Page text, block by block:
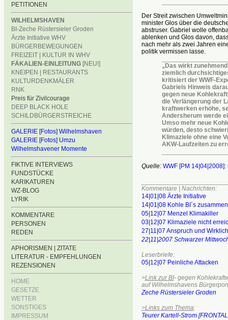
PETITIONEN
WILHELMSHAVEN
BI-Zeche Rüstersieler Groden
Ärzte Initiative WHV
BÜRGERBEWEGUNGEN
FREIZEIT | KULTUR IN WHV
FÄKALIEN-EINLEITUNG [NEU!]
KNEIPEN | RESTAURANTS
KULTURDENKMÄLER
RNK
Preis für Zivilcourage
DEEP BLACK HOLE
SCHILDBÜRGERSTREICHE
GALERIE [Fotos] Wilhelmshaven
GALERIE [Fotos] Umzu
Wilhelmshavener Momente
FIKTIVE INTERVIEWS
FUNDSTÜCKE
KARIKATUREN
WZ-BLOG
LYRIK
KOMMENTARE
PERSONEN
REDEN
APHORISMEN | ZITATE
LITERATUR - EMPFEHLUNGEN
REZENSIONEN
HOME
GESETZE
WETTER
SONSTIGES
IMPRESSUM
Der Streit zwischen
minister Glos über die
abstruser. Gabriel wolle
ablenken und Glos davon,
nach mehr als zwei Jahren
politik vermissen lasse.
„Das wirkt
ziemlich
kritisiert der WWF-
Gabriels Hinweis
gegen neue
die Verlängerung der
kraftwerken erhöhe,
Andersherum werde
Umso mehr neue
würden, desto
Klimaziele ohne eine
AKW-Laufzeiten zu
Quelle: WWF [PM
Kommentare | Nachrichten:
14|01|08 Ärzte Initiative
14|01|08 Kohle BI´s zusammen
05|12|07 Menzel Klimakiller
03|12|07 Klimaziele nicht
27|11|07 Anspruch und
22|11|2007 Schwarzer
Leserbriefe:
05|12|07 Peinliche Attacken
>Link zur BI- gegen
auf Wilhelmshavens
Zeche Rüstersieler Groden
>Links zum Thema:
Teurer Kartell-Strom